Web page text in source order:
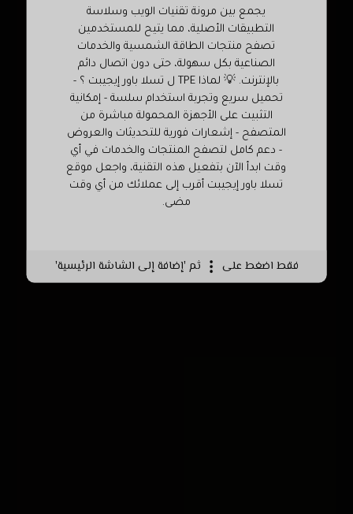
يجمع بين مرونة تقنيات الويب وسلاسة
التطبيقات الأصلية، مما يتيح للمستخدمين
تصفح منتجات الطاقة الشمسية والخدمات
الصناعية بكل سهولة، حتى دون اتصال دائم
بالإنترنت. 💡 لماذا TPE ل تسلا باور إيجيبت ؟ -
تحميل سريع وتجربة استخدام سلسة - إمكانية
التثبيت على الأجهزة المحمولة مباشرة من
المتصفح - إشعارات فورية للتحديثات والعروض
- دعم كامل لتصفح المنتجات والخدمات في أي
وقت ابدأ الآن بتفعيل هذه التقنية، واجعل موقع
تسلا باور إيجيبت أقرب إلى عملائك من أي وقت
مضى.
فقط اضغط على ثم 'إضافة إلى الشاشة الرئيسية'